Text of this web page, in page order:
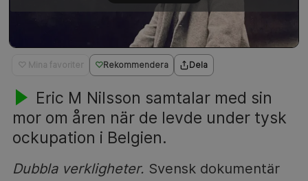
♡ Mina favoriter Rekommendera Dela
Eric M Nilsson samtalar med sin
mor om åren när de levde under tysk
ockupation i Belgien.
Dubbla verkligheter. Svensk dokumentär